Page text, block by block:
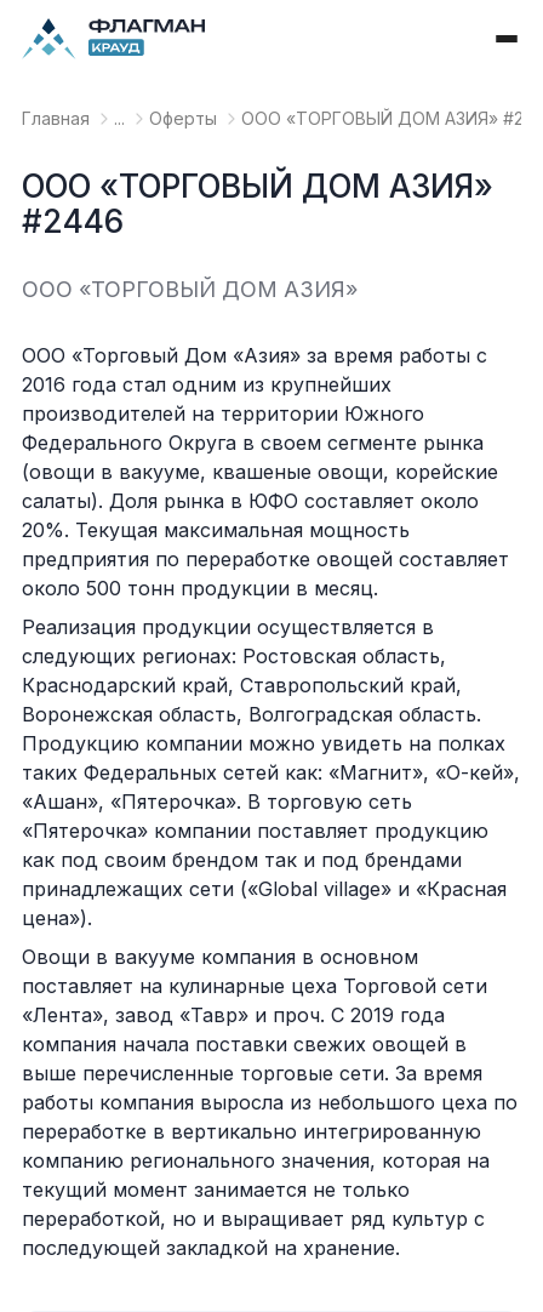
Главная ... Оферты OOO «ТОРГОВЫЙ ДОМ АЗИЯ»
OOO «ТОРГОВЫЙ ДОМ АЗИЯ»
#2446
OOO «ТОРГОВЫЙ ДОМ АЗИЯ»
ООО «Торговый Дом «Азия» за время работы с
2016 года стал одним из крупнейших
производителей на территории Южного
Федерального Округа в своем сегменте рынка
(овощи в вакууме, квашеные овощи, корейские
салаты). Доля рынка в ЮФО составляет около
20%. Текущая максимальная мощность
предприятия по переработке овощей составляет
около 500 тонн продукции в месяц.
Реализация продукции осуществляется в
следующих регионах: Ростовская область,
Краснодарский край, Ставропольский край,
Воронежская область, Волгоградская область.
Продукцию компании можно увидеть на полках
таких Федеральных сетей как: «Магнит», «О-кей»,
«Ашан», «Пятерочка». В торговую сеть
«Пятерочка» компании поставляет продукцию
как под своим брендом так и под брендами
принадлежащих сети («Global village» и «Красная
цена»).
Овощи в вакууме компания в основном
поставляет на кулинарные цеха Торговой сети
«Лента», завод «Тавр» и проч. С 2019 года
компания начала поставки свежих овощей в
выше перечисленные торговые сети. За время
работы компания выросла из небольшого цеха по
переработке в вертикально интегрированную
компанию регионального значения, которая на
текущий момент занимается не только
переработкой, но и выращивает ряд культур с
последующей закладкой на хранение.